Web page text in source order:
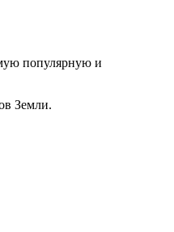
популярную и
Земли.